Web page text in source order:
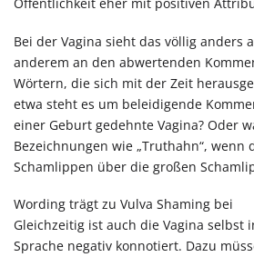
Bei der Vagina sieht das völlig anders
anderem an den abwertenden
Wörtern, die sich mit der Zeit
etwa steht es um beleidigende
einer Geburt gedehnte Vagina? Oder
Bezeichnungen wie „Truthahn“, wenn
Schamlippen über die großen
Wording trägt zu Vulva Shaming bei
Gleichzeitig ist auch die Vagina selbst
Sprache negativ konnotiert. Dazu